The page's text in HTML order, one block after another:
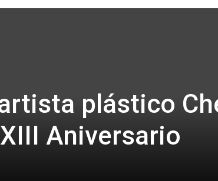
plástico
Aniversario